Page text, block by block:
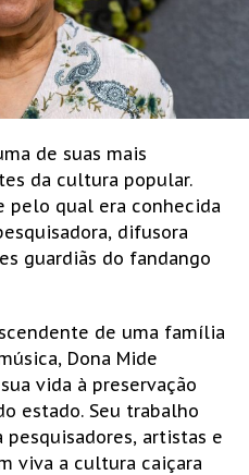
de suas mais
da cultura popular.
pelo qual era conhecida
difusora
guardiãs do fandango
de uma família
Dona Mide
vida à preservação
estado. Seu trabalho
artistas e
viva a cultura caiçara